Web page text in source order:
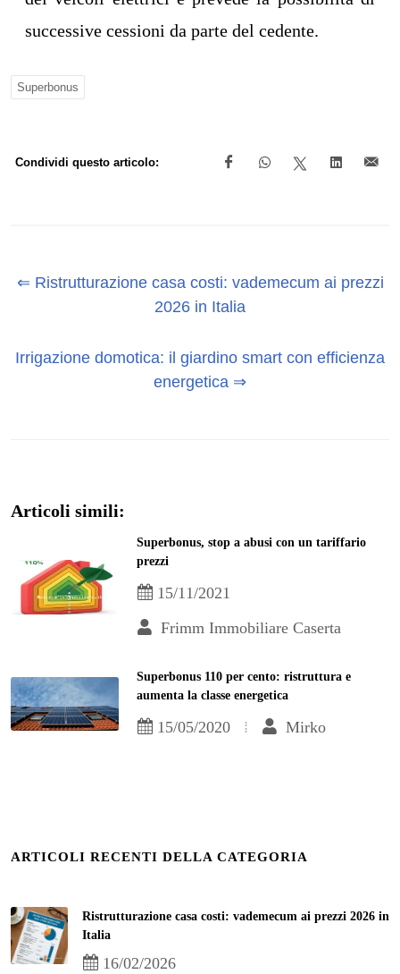
successive cessioni da parte del cedente.
Superbonus
Condividi questo articolo:
⇐ Ristrutturazione casa costi: vademecum ai prezzi
2026 in Italia
Irrigazione domotica: il giardino smart con efficienza
energetica ⇒
Articoli simili:
Superbonus, stop a abusi con un tariffario
prezzi
15/11/2021
Frimm Immobiliare Caserta
Superbonus 110 per cento: ristruttura e
aumenta la classe energetica
15/05/2020 Mirko
ARTICOLI RECENTI DELLA CATEGORIA
Ristrutturazione casa costi: vademecum ai prezzi 2026 in
Italia
16/02/2026